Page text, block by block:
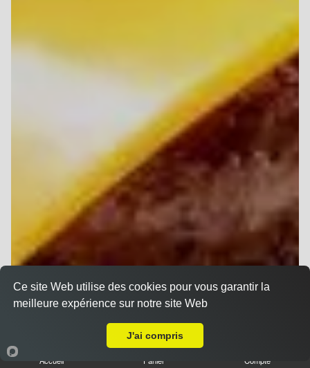
Accueil Panier Compte
Ce site Web utilise des cookies pour vous garantir la
meilleure expérience sur notre site Web
J'ai compris